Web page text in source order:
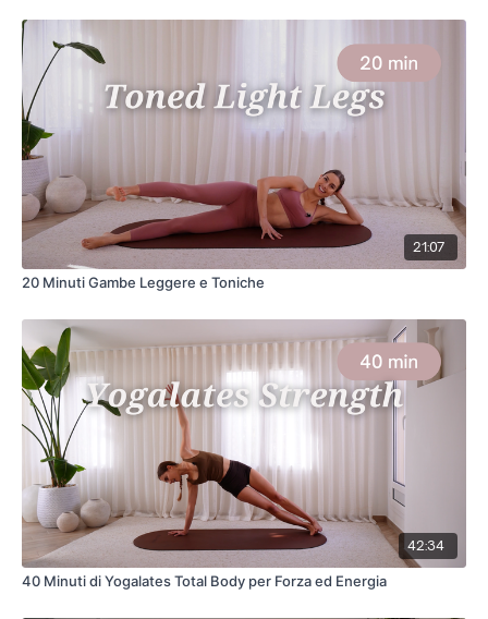
21:07
20 Minuti Gambe Leggere e Toniche
42:34
40 Minuti di Yogalates Total Body per Forza ed Energia